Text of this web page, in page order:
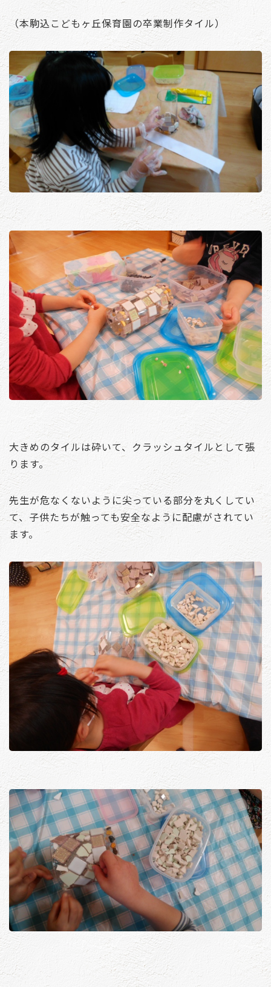
（本駒込こどもヶ丘保育園の卒業制作タイル）
大きめのタイルは砕いて、クラッシュタイルとして張
ります。
先生が危なくないように尖っている部分を丸くしてい
て、子供たちが触っても安全なように配慮がされてい
ます。